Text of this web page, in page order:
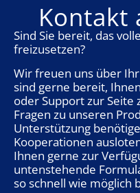
Kontakt
Sind Sie bereit, das
freizusetzen?
Wir freuen uns über
sind gerne bereit,
oder Support zur Seite
Fragen zu unseren
Unterstützung
Kooperationen
Ihnen gerne zur
untenstehende
so schnell wie möglich